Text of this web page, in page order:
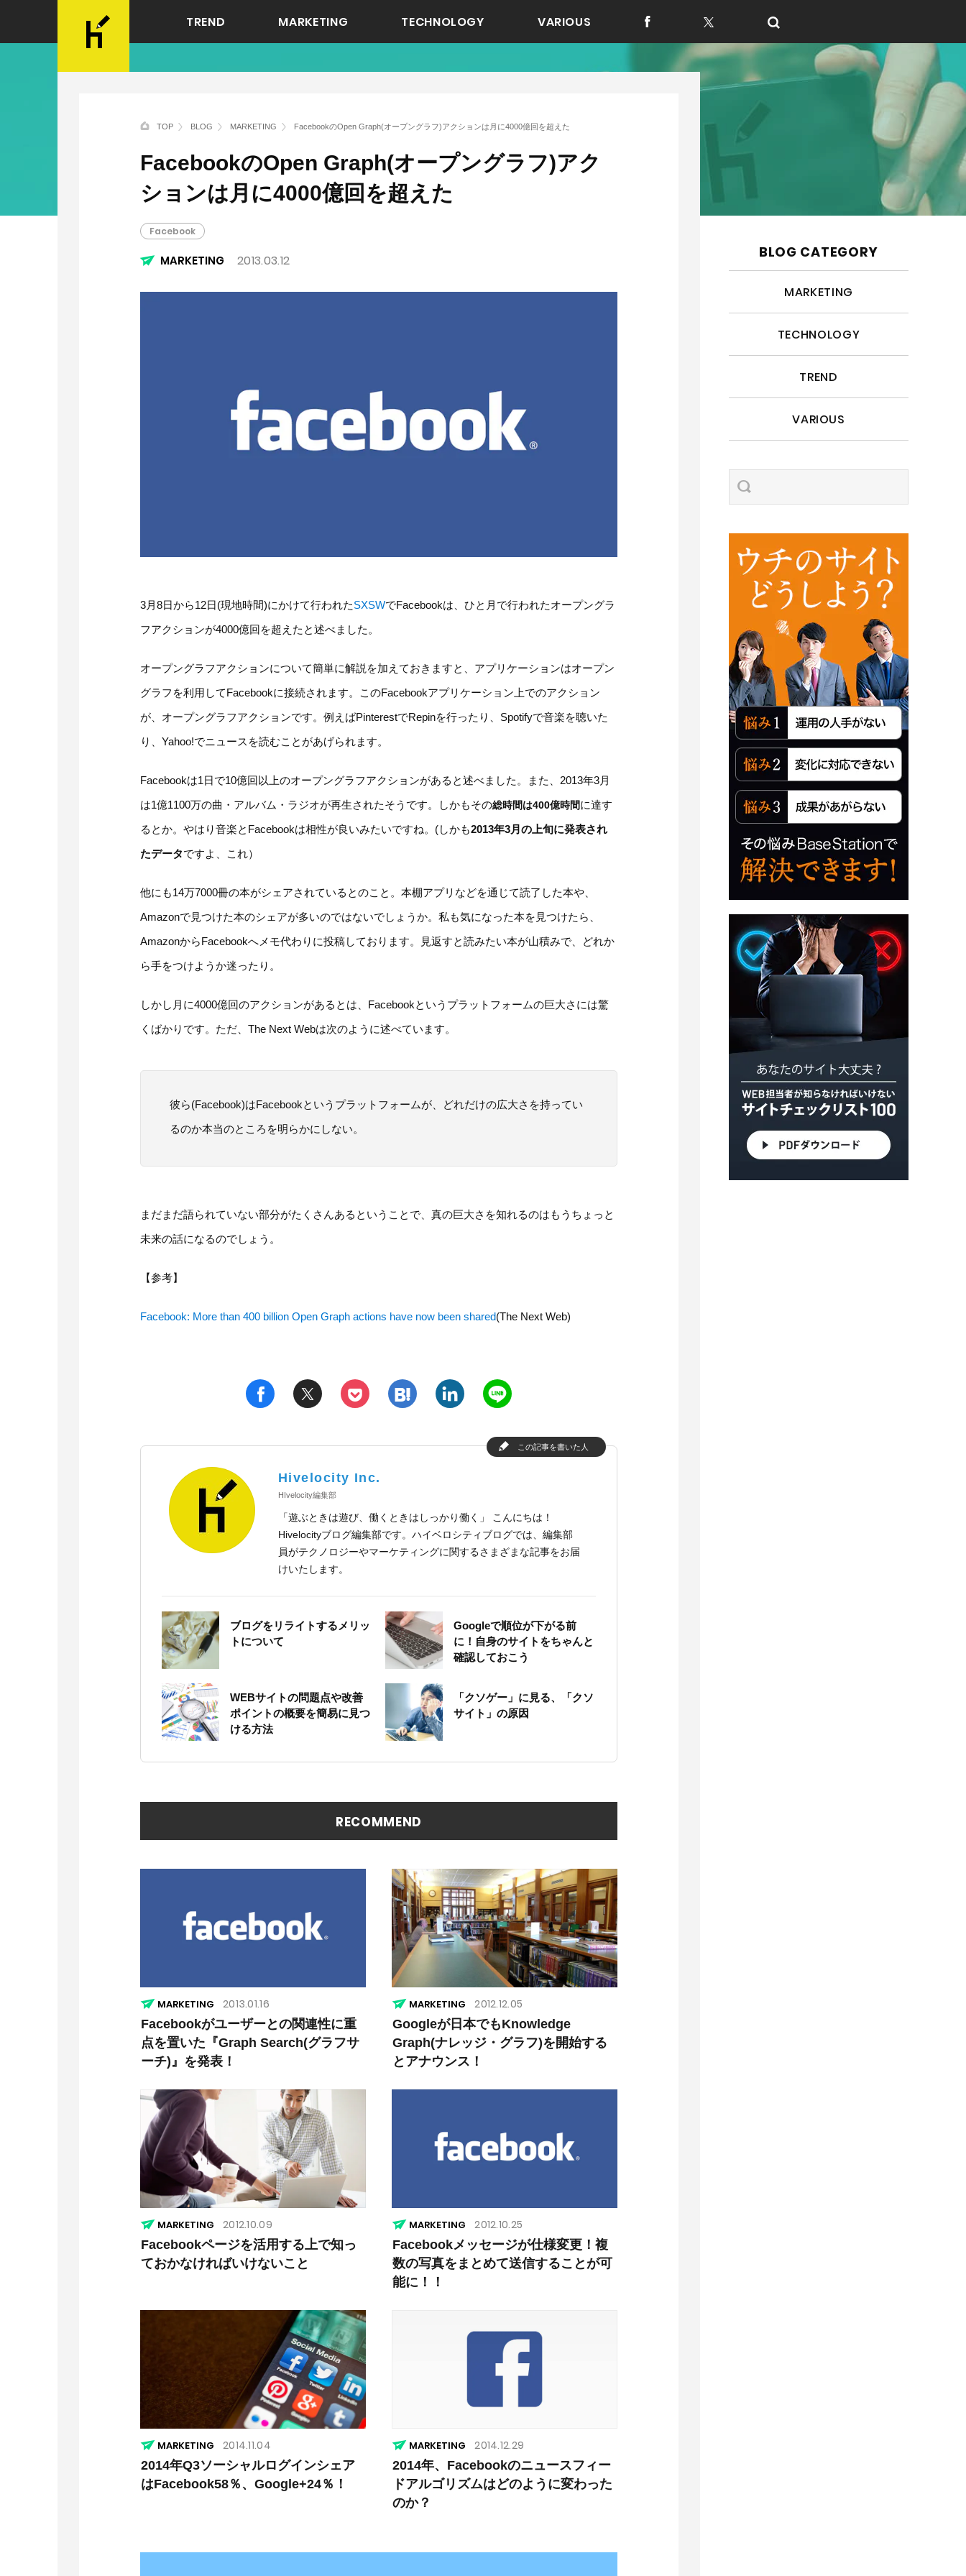
TREND MARKETING TECHNOLOGY VARIOUS f t
TOP BLOG MARKETING FacebookのOpen Graph(オープングラフ)アクションは月に4000億回を超えた
FacebookのOpen Graph(オープングラフ)アク
ションは月に4000億回を超えた
Facebook
MARKETING 2013.03.12
3月8日から12日(現地時間)にかけて行われたSXSWでFacebookは、ひと月で行われたオープングラ
フアクションが4000億回を超えたと述べました。
オープングラフアクションについて簡単に解説を加えておきますと、アプリケーションはオープン
グラフを利用してFacebookに接続されます。このFacebookアプリケーション上でのアクション
が、オープングラフアクションです。例えばPinterestでRepinを行ったり、Spotifyで音楽を聴いた
り、Yahoo!でニュースを読むことがあげられます。
Facebookは1日で10億回以上のオープングラフアクションがあると述べました。また、2013年3月
は1億1100万の曲・アルバム・ラジオが再生されたそうです。しかもその総時間は400億時間に達す
るとか。やはり音楽とFacebookは相性が良いみたいですね。(しかも2013年3月の上旬に発表され
たデータですよ、これ）
他にも14万7000冊の本がシェアされているとのこと。本棚アプリなどを通じて読了した本や、
Amazonで見つけた本のシェアが多いのではないでしょうか。私も気になった本を見つけたら、
AmazonからFacebookへメモ代わりに投稿しております。見返すと読みたい本が山積みで、どれか
ら手をつけようか迷ったり。
しかし月に4000億回のアクションがあるとは、Facebookというプラットフォームの巨大さには驚
くばかりです。ただ、The Next Webは次のように述べています。
彼ら(Facebook)はFacebookというプラットフォームが、どれだけの広大さを持ってい
るのか本当のところを明らかにしない。
まだまだ語られていない部分がたくさんあるということで、真の巨大さを知れるのはもうちょっと
未来の話になるのでしょう。
【参考】
Facebook: More than 400 billion Open Graph actions have now been shared(The Next Web)
f t p h l n
この記事を書いた人
Hivelocity Inc.
HIvelocity編集部
「遊ぶときは遊び、働くときはしっかり働く」 こんにちは！
Hivelocityブログ編集部です。ハイベロシティブログでは、編集部
員がテクノロジーやマーケティングに関するさまざまな記事をお届
けいたします。
ブログをリライトするメリッ
トについて
Googleで順位が下がる前
に！自身のサイトをちゃんと
確認しておこう
WEBサイトの問題点や改善
ポイントの概要を簡易に見つ
ける方法
「クソゲー」に見る、「クソ
サイト」の原因
RECOMMEND
MARKETING
2013.01.16
Facebookがユーザーとの関連性に重
点を置いた『Graph Search(グラフサ
ーチ)』を発表！
MARKETING
2012.12.05
Googleが日本でもKnowledge
Graph(ナレッジ・グラフ)を開始する
とアナウンス！
MARKETING
2012.10.09
Facebookページを活用する上で知っ
ておかなければいけないこと
MARKETING
2012.10.25
Facebookメッセージが仕様変更！複
数の写真をまとめて送信することが可
能に！！
MARKETING
2014.11.04
2014年Q3ソーシャルログインシェア
はFacebook58％、Google+24％！
MARKETING
2014.12.29
2014年、Facebookのニュースフィー
ドアルゴリズムはどのように変わった
のか？
BLOG CATEGORY
MARKETING
TECHNOLOGY
TREND
VARIOUS